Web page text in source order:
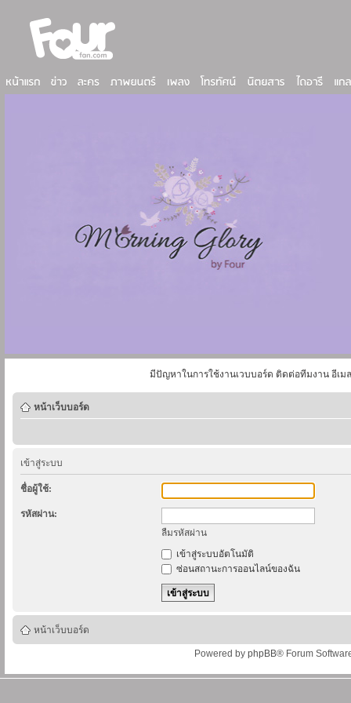
มีปัญหาในการใช้งานเวบบอร์ด ติดต่อทีมงาน อีเม
หน้าเว็บบอร์ด
เข้าสู่ระบบ
ชื่อผู้ใช้:
รหัสผ่าน:
ลืมรหัสผ่าน
เข้าสู่ระบบอัตโนมัติ
ซ่อนสถานะการออนไลน์ของฉัน
หน้าเว็บบอร์ด
Powered by phpBB® Forum